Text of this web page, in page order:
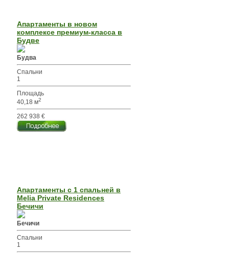
Апартаменты в новом
комплексе премиум-класса в
Будве
Будва
Спальни
1
Площадь
40,18 м2
262 938 €
Апартаменты с 1 спальней в
Melia Private Residences
Бечичи
Бечичи
Спальни
1